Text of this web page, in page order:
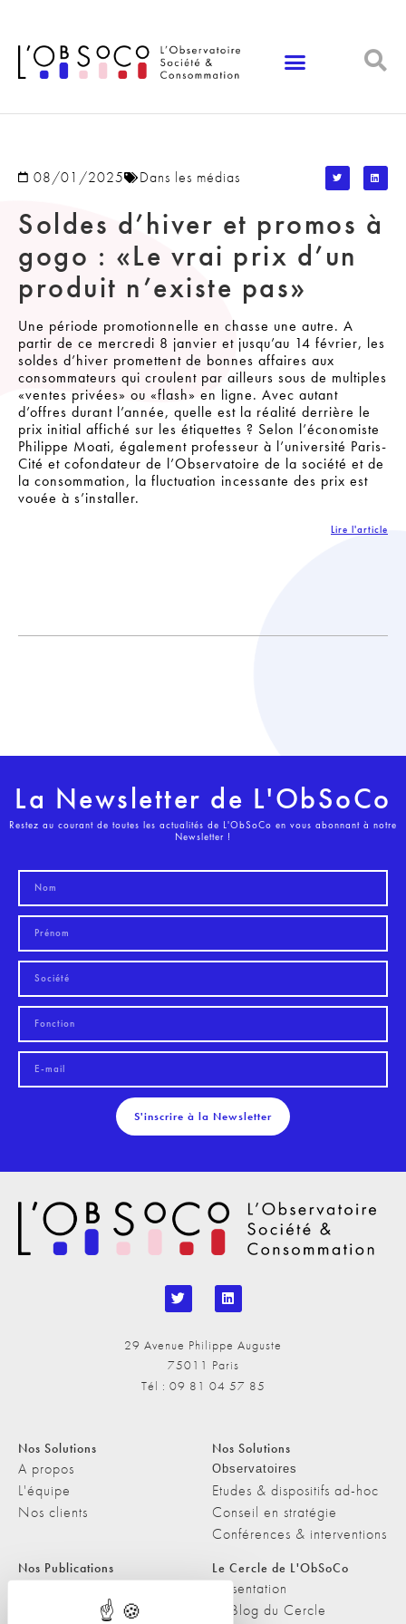
08/01/2025 Dans les médias
Soldes d’hiver et promos à
gogo : «Le vrai prix d’un
produit n’existe pas»
Une période promotionnelle en chasse une autre. A
partir de ce mercredi 8 janvier et jusqu’au 14 février, les
soldes d’hiver promettent de bonnes affaires aux
consommateurs qui croulent par ailleurs sous de multiples
«ventes privées» ou «flash» en ligne. Avec autant
d’offres durant l’année, quelle est la réalité derrière le
prix initial affiché sur les étiquettes ? Selon l’économiste
Philippe Moati, également professeur à l’université Paris-
Cité et cofondateur de l’Observatoire de la société et de
la consommation, la fluctuation incessante des prix est
vouée à s’installer.
Lire l'article
La Newsletter de L'ObSoCo
Restez au courant de toutes les actualités de L'ObSoCo en vous abonnant à notre
Newsletter !
S'inscrire à la Newsletter
29 Avenue Philippe Auguste
75011 Paris
Tél : 09 81 04 57 85
Nos Solutions
A propos
L'équipe
Nos clients
Nos Solutions
Observatoires
Etudes & dispositifs ad-hoc
Conseil en stratégie
Conférences & interventions
Nos Publications
Les Podcasts de L'ObSoCo
Le Cercle de L'ObSoCo
Présentation
Le Blog du Cercle